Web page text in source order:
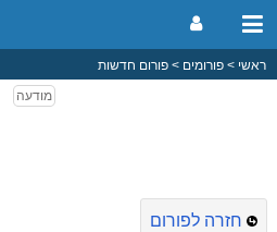
ראשי פורומים פורום חדשות
חזרה לפורום